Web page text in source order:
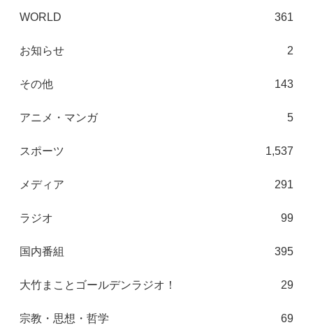
WORLD 361
お知らせ 2
その他 143
アニメ・マンガ 5
スポーツ 1,537
メディア 291
ラジオ 99
国内番組 395
大竹まことゴールデンラジオ！ 29
宗教・思想・哲学 69